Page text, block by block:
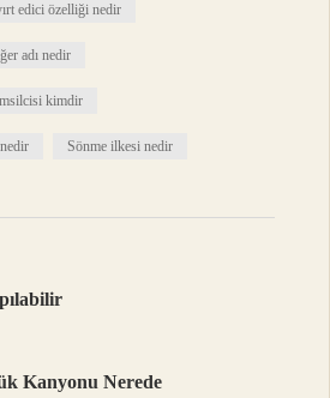
edici özelliği nedir
adı nedir
kimdir
Sönme ilkesi nedir
Kanyonu Nerede